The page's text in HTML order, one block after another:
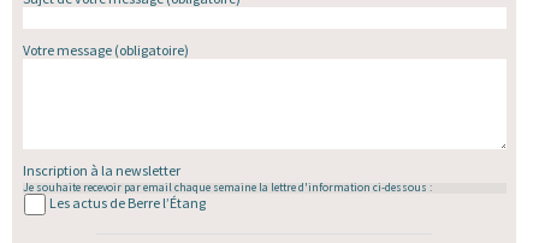
Votre message(obligatoire)
Inscription à la newsletter
Je souhaite recevoir par email chaque semaine la lettre d'information ci-dessous :
Les actus de Berre l’Étang